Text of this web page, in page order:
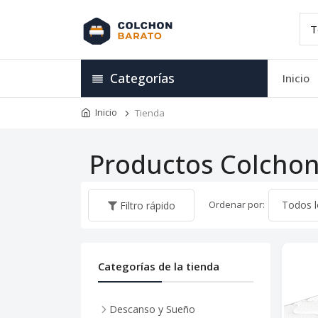
Categorías Inicio
Inicio Tienda
Productos
Filtro rápido Ordenar por:
Categorías de la tienda
Descanso y Sueño